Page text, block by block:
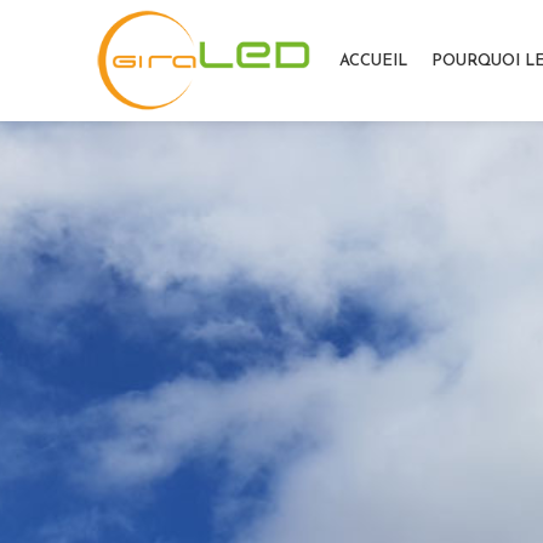
ACCUEIL POURQUOI